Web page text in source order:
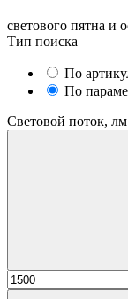
светового пятна и
Тип поиска
По
По
Световой поток, лм